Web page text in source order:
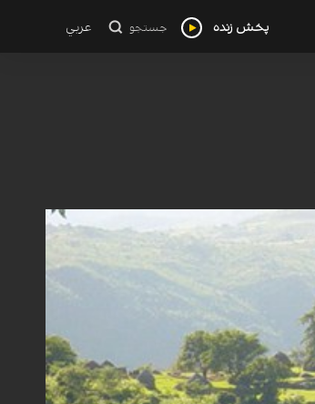
پخش زنده جستجو عربي